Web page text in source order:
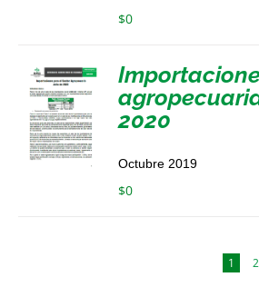
$0
2020
Octubre 2019
$0
1 2